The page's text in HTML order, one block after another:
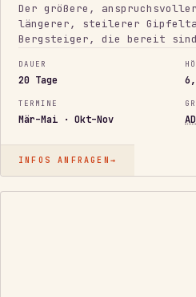
Der größere,
längerer, steilerer
Bergsteiger, die bereit
DAUER
20 Tage
TERMINE
Mär–Mai · Okt–Nov AD
INFOS ANFRAGEN →